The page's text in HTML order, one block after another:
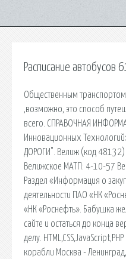
Расписание автобусов
Общественным
,возможно, это способ
всего. СПРАВОЧНАЯ
Инновационных
ДОРОГИ". Велиж (код
Велижское МАТП: 4-10-57
Раздел «Информация о
деятельности ПАО «НК
«НК «Роснефть». Бабушка
сайте и остаться до конца
делу.
корабли Москва -